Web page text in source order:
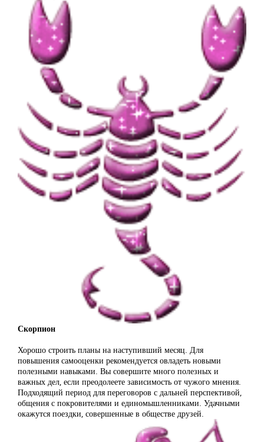
Скорпион
Хорошо строить планы на наступивший месяц. Для
повышения самооценки рекомендуется овладеть новыми
полезными навыками. Вы совершите много полезных и
важных дел, если преодолеете зависимость от чужого мнения.
Подходящий период для переговоров с дальней перспективой,
общения с покровителями и единомышленниками. Удачными
окажутся поездки, совершенные в обществе друзей.